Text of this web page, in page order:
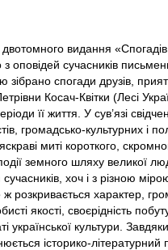
видання
оповідей сучасників
спогади друзів,
Косач-Квітки (Лесі
її життя. У сув’язі
громадсько-культурних і
миті короткого,
земного шляху великої
сучасників, хоч і з різною
ж розкривається характер,
якості, своєрідність
української культури.
історико-літературний